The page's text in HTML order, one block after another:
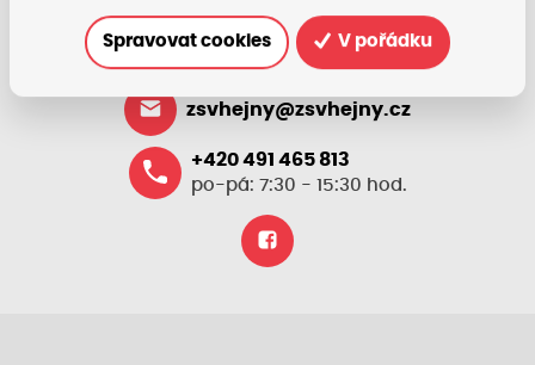
Jsme tu pro Vaše děti.
Jsme k dispozici, pokud potřebujete pomoci.
zsvhejny@zsvhejny.cz
+420 491 465 813
po-pá: 7:30 - 15:30 hod.
Spravovat cookies V pořádku